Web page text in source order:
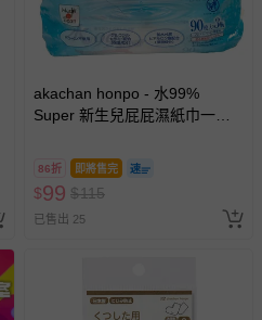
akachan honpo - 水99%
Super 新生兒屁屁濕紙巾一般
86折 即將售完
$99 $115
已售出 25